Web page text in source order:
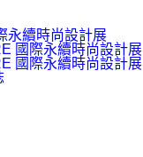
永續時尚設計展
國際永續時尚設計展
國際永續時尚設計展